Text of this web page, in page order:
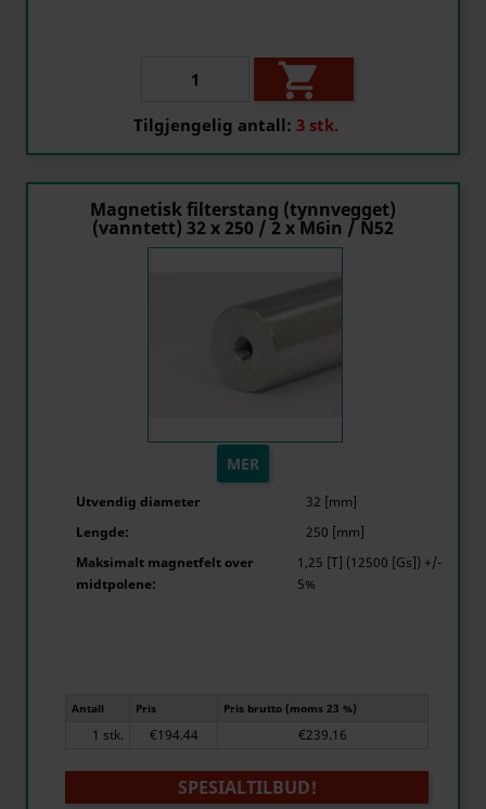

Tilgjengelig antall: 3 stk.
Magnetisk filterstang (tynnvegget)
(vanntett) 32 x 250 / 2 x M6in / N52
MER
Utvendig diameter
32 [mm]
Lengde:
250 [mm]
Maksimalt magnetfelt over
midtpolene:
1,25 [T] (12500 [Gs]) +/-
5%
Antall Pris Pris brutto (moms 23 %)
1 stk. €194.44 €239.16
SPESIALTILBUD!